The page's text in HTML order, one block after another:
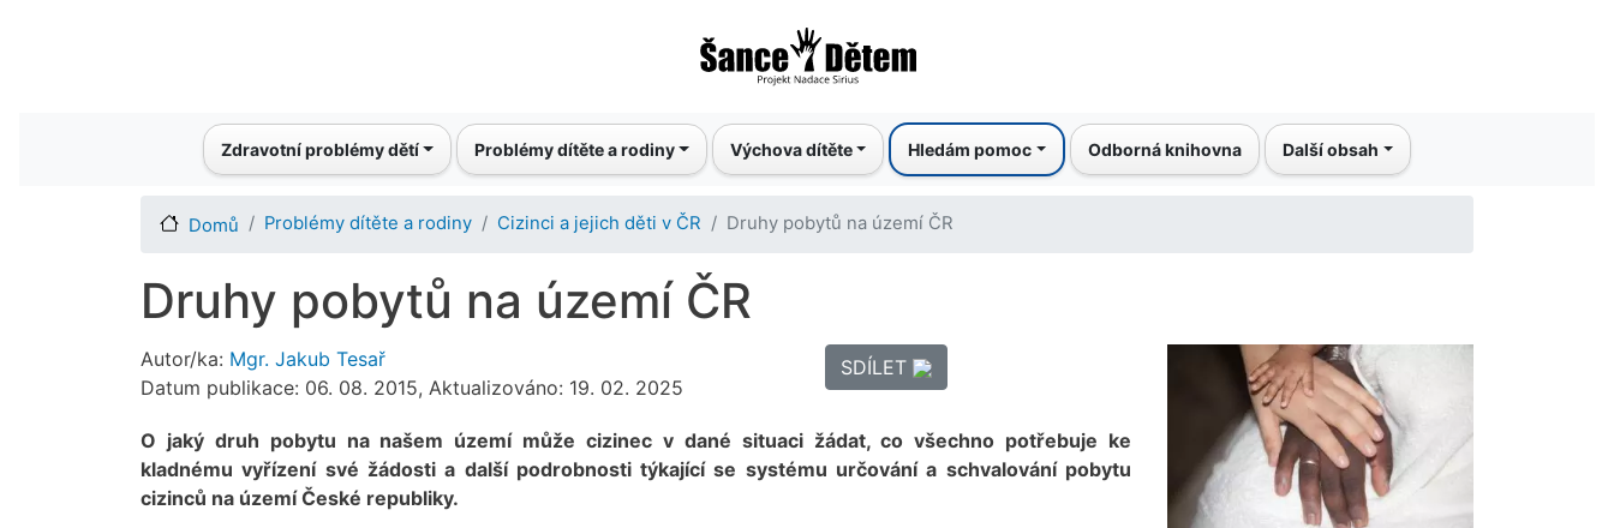
k
hlavnímu
Main navigationZdravotní problémy dětí Problémy dítěte a rodiny Výchova dítěte Hledám pomoc Odborná knihovna Další obsah
Domů Problémy dítěte a rodiny Cizinci a jejich děti v ČR Druhy pobytů na území ČR
Druhy pobytů na území ČR
Autor/ka: Mgr. Jakub Tesař
Datum publikace: 06. 08. 2015, Aktualizováno: 19. 02. 2025
SDÍLET
O jaký druh pobytu na našem území může cizinec v dané situaci žádat, co všechno potřebuje ke
kladnému vyřízení své žádosti a další podrobnosti týkající se systému určování a schvalování pobytu
cizinců na území České republiky.